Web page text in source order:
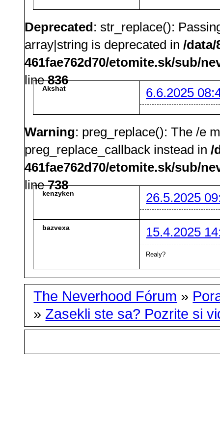
Deprecated: str_replace():
array|string is deprecated in /data/
461fae762d70/etomite.sk/sub/
line836
Akshat 6.6.2025
Warning: preg_replace(): The /e
preg_replace_callback instead in /
461fae762d70/etomite.sk/sub/
line738
kenzyken 26.5.2025
bazvexa 15.4.2025
Realy?
The Neverhood Fórum »
» Zasekli ste sa? Pozrite si